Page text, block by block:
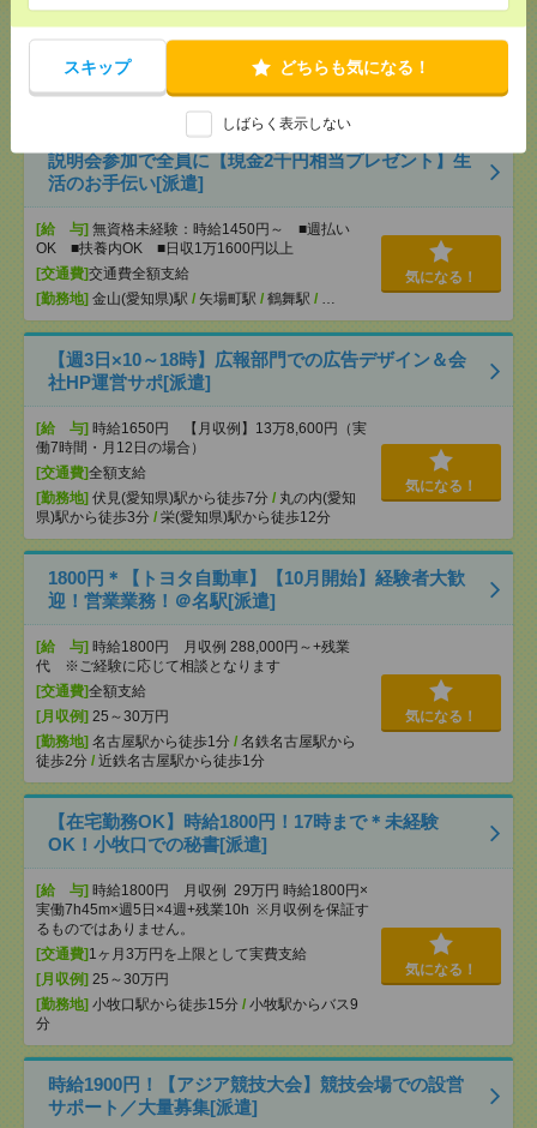
スキップ どちらも気になる！
しばらく表示しない
[給 与]無資格未経験：時給1450円～ ■週払い
OK ■扶養内OK ■日収1万1600円以上
交通費全額支給
名古屋大学駅
東山公園(愛知県)駅
/…
気になる！
説明会参加で全員に【現金2千円相当プレゼント】生
活のお手伝い[派遣]
[給 与] 無資格未経験：時給1450円～ ■週払い
OK ■扶養内OK ■日収1万1600円以上
[交通費]交通費全額支給
[勤務地] 金山(愛知県)駅 / 矢場町駅 / 鶴舞駅 / …
気になる！
【週3日×10～18時】広報部門での広告デザイン＆会
社HP運営サポ[派遣]
[給 与] 時給1650円 【月収例】13万8,600円（実
働7時間・月12日の場合）
[交通費]全額支給
[勤務地] 伏見(愛知県)駅から徒歩7分 / 丸の内(愛知
県)駅から徒歩3分 / 栄(愛知県)駅から徒歩12分
気になる！
1800円＊【トヨタ自動車】【10月開始】経験者大歓
迎！営業業務！＠名駅[派遣]
[給 与] 時給1800円 月収例 288,000円～+残業
代 ※ご経験に応じて相談となります
[交通費]全額支給
[月収例] 25～30万円
[勤務地] 名古屋駅から徒歩1分 / 名鉄名古屋駅から
徒歩2分 / 近鉄名古屋駅から徒歩1分
気になる！
【在宅勤務OK】時給1800円！17時まで＊未経験
OK！小牧口での秘書[派遣]
[給 与] 時給1800円 月収例 29万円 時給1800円×
実働7h45m×週5日×4週+残業10h ※月収例を保証す
るものではありません。
[交通費] 1ヶ月3万円を上限として実費支給
[月収例] 25～30万円
[勤務地] 小牧口駅から徒歩15分 / 小牧駅からバス9
分
気になる！
時給1900円！【アジア競技大会】競技会場での設営
サポート／大量募集[派遣]